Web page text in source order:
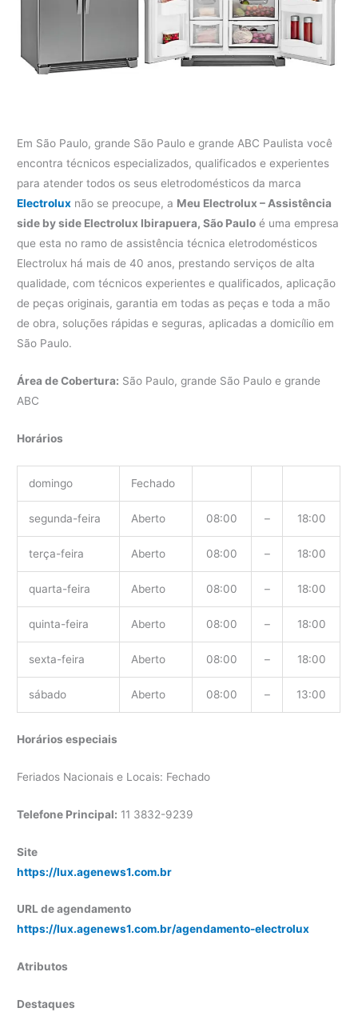
Em São Paulo, grande São Paulo e grande ABC Paulista você
encontra técnicos especializados, qualificados e experientes
para atender todos os seus eletrodomésticos da marca
Electrolux não se preocupe, a Meu Electrolux – Assistência
side by side Electrolux Ibirapuera, São Paulo é uma empresa
que esta no ramo de assistência técnica eletrodomésticos
Electrolux há mais de 40 anos, prestando serviços de alta
qualidade, com técnicos experientes e qualificados, aplicação
de peças originais, garantia em todas as peças e toda a mão
de obra, soluções rápidas e seguras, aplicadas a domicílio em
São Paulo.
Área de Cobertura: São Paulo, grande São Paulo e grande
ABC
Horários
domingo Fechado
segunda-feira Aberto 08:00 – 18:00
terça-feira Aberto 08:00 – 18:00
quarta-feira Aberto 08:00 – 18:00
quinta-feira Aberto 08:00 – 18:00
sexta-feira Aberto 08:00 – 18:00
sábado Aberto 08:00 – 13:00
Horários especiais
Feriados Nacionais e Locais: Fechado
Telefone Principal: 11 3832-9239
Site
https://lux.agenews1.com.br
URL de agendamento
https://lux.agenews1.com.br/agendamento-electrolux
Atributos
Destaques